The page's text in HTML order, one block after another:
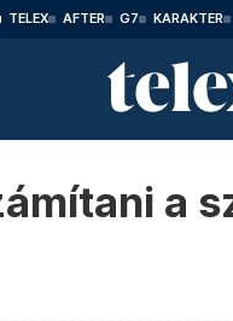
TELEX AFTER G7 KARAKTER
a